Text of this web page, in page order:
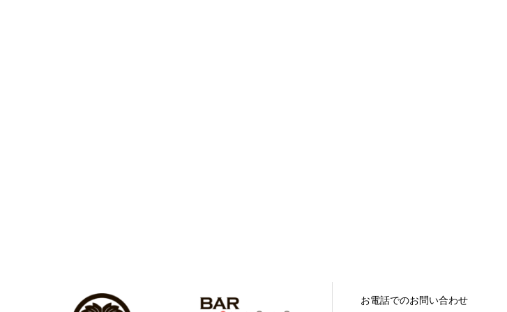
お電話でのお問い合わせ